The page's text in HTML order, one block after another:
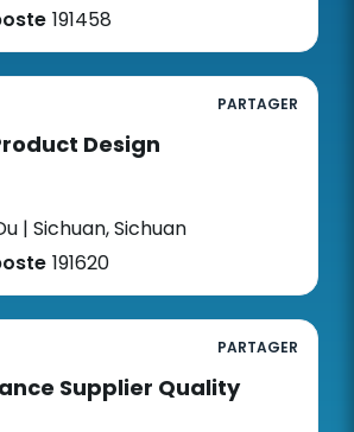
191458
PARTAGER
Design
| Sichuan, Sichuan
191620
PARTAGER
Supplier Quality